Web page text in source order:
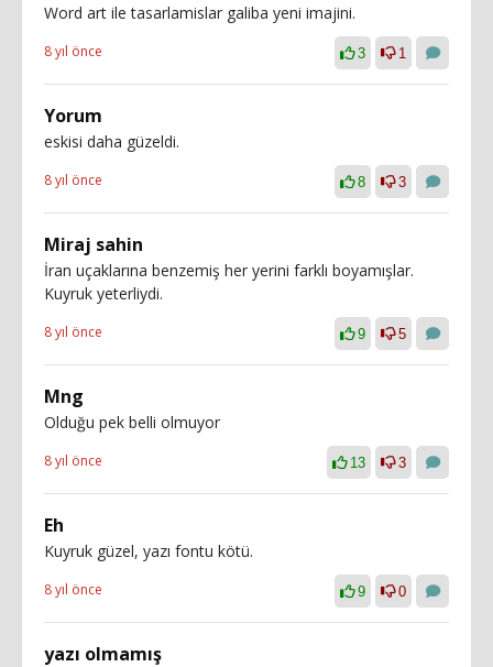
Word art ile tasarlamislar galiba yeni imajini.
8 yıl önce 3 1
Yorum
eskisi daha güzeldi.
8 yıl önce 8 3
Miraj sahin
İran uçaklarına benzemiş her yerini farklı boyamışlar.
Kuyruk yeterliydi.
8 yıl önce 9 5
Mng
Olduğu pek belli olmuyor
8 yıl önce 13 3
Eh
Kuyruk güzel, yazı fontu kötü.
8 yıl önce 9 0
yazı olmamış